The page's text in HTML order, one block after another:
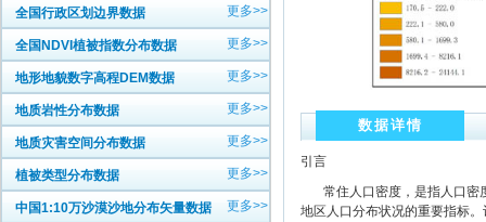
全国行政区划边界数据 更多>>
全国NDVI植被指数分布数据 更多>>
地形地貌数字高程DEM数据 更多>>
地质岩性分布数据 更多>>
地质灾害空间分布数据 更多>>
植被类型分布数据 更多>>
中国1:10万沙漠沙地分布矢量数据 更多>>
数据详情
引言
常住人口密度，是指人口密
地区人口分布状况的重要指标